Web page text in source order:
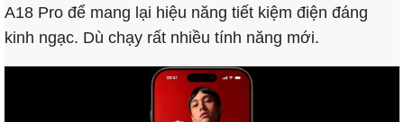
A18 Pro để mang lại hiệu năng tiết kiệm điện đáng
kinh ngạc. Dù chạy rất nhiều tính năng mới.